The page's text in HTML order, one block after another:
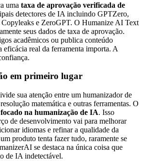
uma taxa de aprovação verificada de
detectores de IA incluindo GPTZero,
e ZeroGPT. O Humanize AI Text
seus dados de taxa de aprovação.
acadêmicos ou publica conteúdo
eficácia real da ferramenta importa. A
em primeiro lugar
sua atenção entre um humanizador de
matemática e outras ferramentas. O
na humanização de IA. Isso
de desenvolvimento vai para melhorar
idiomas e refinar a qualidade da
produto tenta fazer tudo, raramente se
se destaca na única coisa que
de IA indetectável.